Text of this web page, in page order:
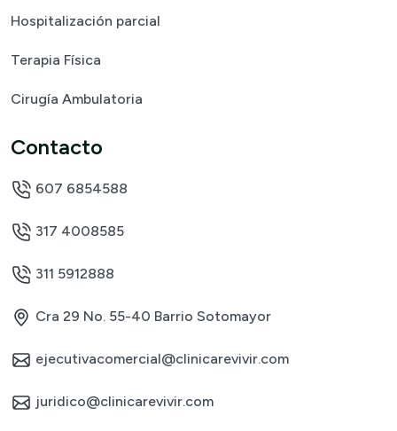
Hospitalización parcial
Terapia Física
Cirugía Ambulatoria
Contacto
607 6854588
317 4008585
311 5912888
Cra 29 No. 55-40 Barrio Sotomayor
ejecutivacomercial@clinicarevivir.com
juridico@clinicarevivir.com